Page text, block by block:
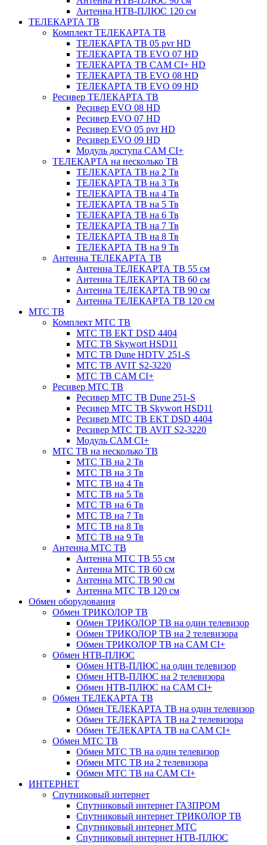
Антенна НТВ-ПЛЮС 120 см
ТЕЛЕКАРТА ТВ
Комплект ТЕЛЕКАРТА ТВ
ТЕЛЕКАРТА ТВ 05 pvr HD
ТЕЛЕКАРТА ТВ EVO 07 HD
ТЕЛЕКАРТА ТВ CAM CI+ HD
ТЕЛЕКАРТА ТВ EVO 08 HD
ТЕЛЕКАРТА ТВ EVO 09 HD
Ресивер ТЕЛЕКАРТА ТВ
Ресивер EVO 08 HD
Ресивер EVO 07 HD
Ресивер EVO 05 pvr HD
Ресивер EVO 09 HD
Модуль доступа CAM CI+
ТЕЛЕКАРТА на несколько ТВ
ТЕЛЕКАРТА ТВ на 2 Тв
ТЕЛЕКАРТА ТВ на 3 Тв
ТЕЛЕКАРТА ТВ на 4 Тв
ТЕЛЕКАРТА ТВ на 5 Тв
ТЕЛЕКАРТА ТВ на 6 Тв
ТЕЛЕКАРТА ТВ на 7 Тв
ТЕЛЕКАРТА ТВ на 8 Тв
ТЕЛЕКАРТА ТВ на 9 Тв
Антенна ТЕЛЕКАРТА ТВ
Антенна ТЕЛЕКАРТА ТВ 55 см
Антенна ТЕЛЕКАРТА ТВ 60 см
Антенна ТЕЛЕКАРТА ТВ 90 см
Антенна ТЕЛЕКАРТА ТВ 120 см
МТС ТВ
Комплект МТС ТВ
МТС ТВ EKT DSD 4404
МТС ТВ Skywort HSD11
МТС ТВ Dune HDTV 251-S
МТС ТВ AVIT S2-3220
МТС ТВ CAM CI+
Ресивер МТС ТВ
Ресивер МТС ТВ Dune 251-S
Ресивер МТС ТВ Skywort HSD11
Ресивер МТС ТВ EKT DSD 4404
Ресивер МТС ТВ AVIT S2-3220
Модуль CAM CI+
МТС ТВ на несколько ТВ
МТС ТВ на 2 Тв
МТС ТВ на 3 Тв
МТС ТВ на 4 Тв
МТС ТВ на 5 Тв
МТС ТВ на 6 Тв
МТС ТВ на 7 Тв
МТС ТВ на 8 Тв
МТС ТВ на 9 Тв
Антенна МТС ТВ
Антенна МТС ТВ 55 см
Антенна МТС ТВ 60 см
Антенна МТС ТВ 90 см
Антенна МТС ТВ 120 см
Обмен оборудования
Обмен ТРИКОЛОР ТВ
Обмен ТРИКОЛОР ТВ на один телевизор
Обмен ТРИКОЛОР ТВ на 2 телевизора
Обмен ТРИКОЛОР ТВ на CAM CI+
Обмен НТВ-ПЛЮС
Обмен НТВ-ПЛЮС на один телевизор
Обмен НТВ-ПЛЮС на 2 телевизора
Обмен НТВ-ПЛЮС на CAM CI+
Обмен ТЕЛЕКАРТА ТВ
Обмен ТЕЛЕКАРТА ТВ на один телевизор
Обмен ТЕЛЕКАРТА ТВ на 2 телевизора
Обмен ТЕЛЕКАРТА ТВ на CAM CI+
Обмен МТС ТВ
Обмен МТС ТВ на один телевизор
Обмен МТС ТВ на 2 телевизора
Обмен МТС ТВ на CAM CI+
ИНТЕРНЕТ
Спутниковый интернет
Спутниковый интернет ГАЗПРОМ
Спутниковый интернет ТРИКОЛОР ТВ
Спутниковый интернет МТС
Спутниковый интернет НТВ-ПЛЮС